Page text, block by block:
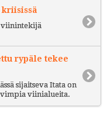
viinintekijä
rypäle tekee
sijaitseva Itata on
viinialueita.